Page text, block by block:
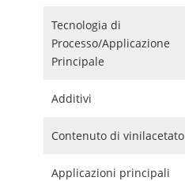
Tecnologia di
Processo/Applicazione
Principale
Additivi
Contenuto di vinilacetato
Applicazioni principali